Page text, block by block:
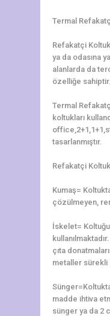
Termal
Refakatçi
ya da odasına
alanlarda da
özelliğe sahiptir.
Termal
koltukları
tasarlanmıştır.
Refakatçi
Kumaş=
çözülmeyen,
İskelet=
çıta
metaller sürekli
madde ihtiva
sünger ya da 2